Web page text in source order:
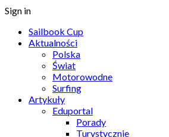
Sign in
Sailbook Cup
Aktualności
Polska
Świat
Motorowodne
Surfing
Artykuły
Eduportal
Porady
Turystycznie